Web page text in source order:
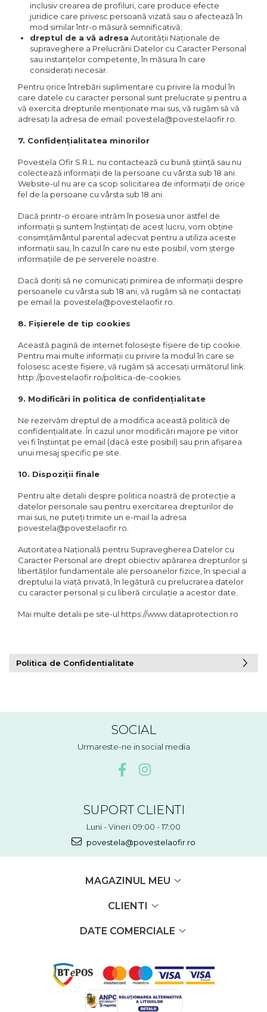
inclusiv crearea de profiluri, care produce efecte
juridice care privesc persoană vizată sau o afectează în
mod similar într-o măsură semnificativă;
dreptul de a vă adresa Autorității Naționale de
supraveghere a Prelucrării Datelor cu Caracter Personal
sau instanțelor competente, în măsura în care
considerați necesar.
Pentru orice întrebări suplimentare cu privire la modul în
care datele cu caracter personal sunt prelucrate și pentru a
vă exercita drepturile menționate mai sus, vă rugăm să vă
adresați la adresa de email: povestela@povestelaofir.ro.
7. Confidențialitatea minorilor
Povestela Ofir S.R.L. nu contactează cu bună știință sau nu
colectează informații de la persoane cu vârsta sub 18 ani.
Website-ul nu are ca scop solicitarea de informații de orice
fel de la persoane cu vârsta sub 18 ani.
Dacă printr-o eroare intrăm în posesia unor astfel de
informații și suntem înștiințați de acest lucru, vom obține
consimțământul parental adecvat pentru a utiliza aceste
informații sau, în cazul în care nu este posibil, vom șterge
informațiile de pe serverele noastre.
Dacă doriți să ne comunicați primirea de informații despre
persoanele cu vârsta sub 18 ani, vă rugăm să ne contactați
pe email la: povestela@povestelaofir.ro.
8. Fișierele de tip cookies
Această pagină de internet folosește fișiere de tip cookie.
Pentru mai multe informații cu privire la modul în care se
folosesc aceste fișiere, vă rugăm să accesați următorul link:
http://povestelaofir.ro/politica-de-cookies.
9. Modificări în politica de confidențialitate
Ne rezervăm dreptul de a modifica această politică de
confidențialitate. În cazul unor modificări majore pe viitor
vei fi înștiințat pe email (dacă este posibil) sau prin afișarea
unui mesaj specific pe site.
10. Dispoziții finale
Pentru alte detalii despre politica noastră de protecție a
datelor personale sau pentru exercitarea drepturilor de
mai sus, ne puteți trimite un e-mail la adresa
povestela@povestelaofir.ro.
Autoritatea Națională pentru Supravegherea Datelor cu
Caracter Personal are drept obiectiv apărarea drepturilor și
libertăților fundamentale ale persoanelor fizice, în special a
dreptului la viață privată, în legătură cu prelucrarea datelor
cu caracter personal și cu liberă circulație a acestor date.
Mai multe detalii pe site-ul https://www.dataprotection.ro
Politica de Confidentialitate
SOCIAL
Urmareste-ne in social media
SUPORT CLIENTI
Luni - Vineri 09:00 - 17:00
povestela@povestelaofir.ro
MAGAZINUL MEU
CLIENTI
DATE COMERCIALE